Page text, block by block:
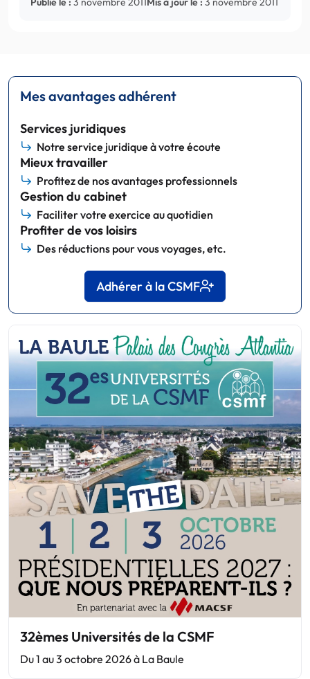
Mes avantages adhérent
Services juridiques
Notre service juridique à votre écoute
Mieux travailler
Profitez de nos avantages professionnels
Gestion du cabinet
Faciliter votre exercice au quotidien
Profiter de vos loisirs
Des réductions pour vous voyages, etc.
Adhérer à la CSMF
32èmes Universités de la CSMF
Du 1 au 3 octobre 2026 à La Baule